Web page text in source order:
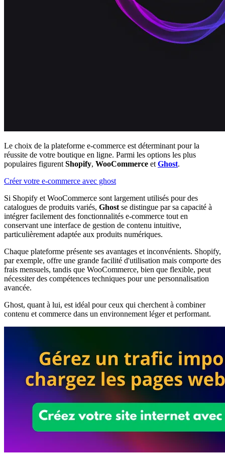
Le choix de la plateforme e-commerce est déterminant pour la
réussite de votre boutique en ligne. Parmi les options les plus
populaires figurent Shopify, WooCommerce et Ghost.
Créer votre e-commerce avec ghost
Si Shopify et WooCommerce sont largement utilisés pour des
catalogues de produits variés, Ghost se distingue par sa capacité à
intégrer facilement des fonctionnalités e-commerce tout en
conservant une interface de gestion de contenu intuitive,
particulièrement adaptée aux produits numériques.
Chaque plateforme présente ses avantages et inconvénients. Shopify,
par exemple, offre une grande facilité d'utilisation mais comporte des
frais mensuels, tandis que WooCommerce, bien que flexible, peut
nécessiter des compétences techniques pour une personnalisation
avancée.
Ghost, quant à lui, est idéal pour ceux qui cherchent à combiner
contenu et commerce dans un environnement léger et performant.